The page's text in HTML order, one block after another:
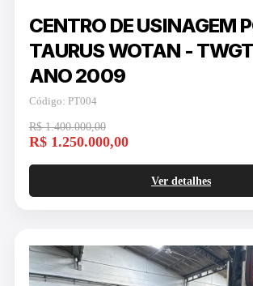
CENTRO DE USINAGEM
TAURUS WOTAN -
ANO 2009
Código: PT004
R$ 1.400.000,00
R$ 1.250.000,00
Ver detalhes